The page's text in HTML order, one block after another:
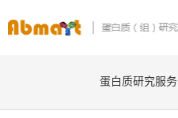
蛋白质研究服务